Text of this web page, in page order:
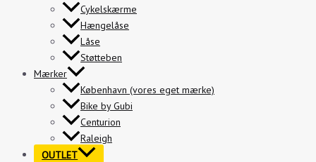
Cykelskærme
Hængelåse
Låse
Støtteben
Mærker
København (vores eget mærke)
Bike by Gubi
Centurion
Raleigh
OUTLET